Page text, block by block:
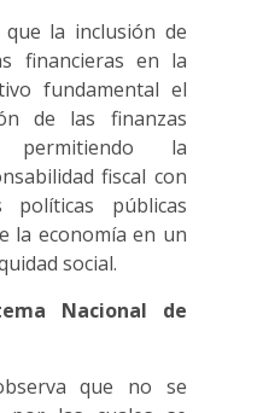
la inclusión de
financieras en la
fundamental el
de las finanzas
permitiendo la
fiscal con
públicas
la economía en un
social.
Nacional de
que no se